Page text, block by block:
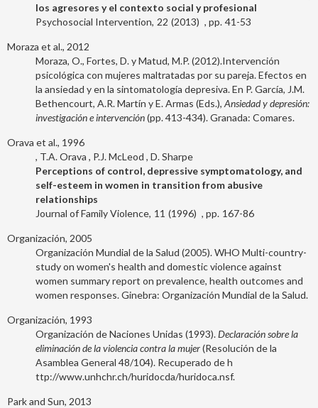
los agresores y el contexto social y profesional
Psychosocial Intervention 22 2013 41-53
Moraza et al., 2012
Moraza, O., Fortes, D. y Matud, M.P. (2012).Intervención
psicológica con mujeres maltratadas por su pareja. Efectos en
la ansiedad y en la sintomatología depresiva. En P. García, J.M.
Bethencourt, A.R. Martín y E. Armas (Eds.), Ansiedad y depresión:
investigación e intervención(pp. 413-434). Granada: Comares.
Orava et al., 1996
T.A. Orava
P.J. McLeod D. Sharpe
Perceptions of control, depressive symptomatology, and
self-esteem in women in transition from abusive
relationships
Journal of Family Violence 11 1996 167-86
Organización, 2005
Organización Mundial de la Salud (2005). WHO Multi-country-
study on women's health and domestic violence against
women summary report on prevalence, health outcomes and
women responses. Ginebra: Organización Mundial de la Salud.
Organización, 1993
Organización de Naciones Unidas (1993).Declaración sobre la
eliminación de la violencia contra la mujer(Resolución de la
Asamblea General 48/104). Recuperado de h
ttp://www.unhchr.ch/huridocda/huridoca.nsf.
Park and Sun, 2013